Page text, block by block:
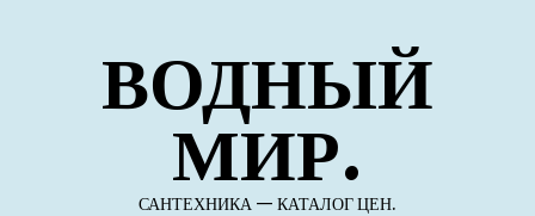
содержимомуВОДНЫЙ
МИР.
САНТЕХНИКА — КАТАЛОГ ЦЕН.